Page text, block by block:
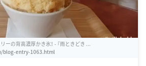
ーの背高濃厚かき氷！ - 『雨ときどき ...
blog-entry-1063.html